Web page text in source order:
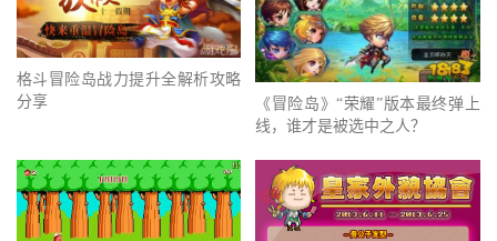
格斗冒险岛战力提升全解析攻略
分享
《冒险岛》“荣耀”版本最终弹上
线，谁才是被选中之人？